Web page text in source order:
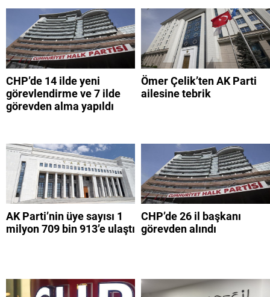
CHP’de 14 ilde yeni
görevlendirme ve 7 ilde
görevden alma yapıldı
Ömer Çelik’ten AK Parti
ailesine tebrik
AK Parti’nin üye sayısı 1
milyon 709 bin 913’e ulaştı
CHP’de 26 il başkanı
görevden alındı